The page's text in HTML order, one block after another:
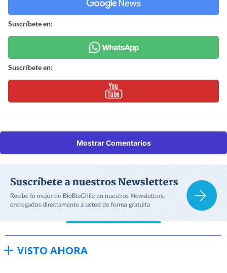
Suscríbete en:
Suscríbete en:
Mostrar Comentarios
VISTO AHORA